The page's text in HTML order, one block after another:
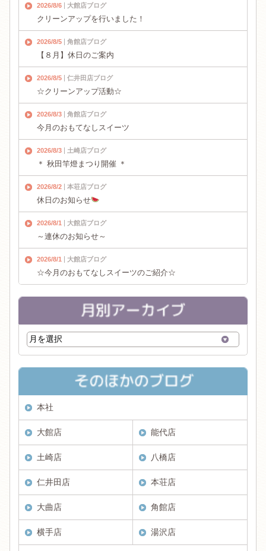
2026/8/6 大館店ブログ
クリーンアップを行いました！
2026/8/5 角館店ブログ
【８月】休日のご案内
2026/8/5 仁井田店ブログ
☆クリーンアップ活動☆
2026/8/3 角館店ブログ
今月のおもてなしスイーツ
2026/8/3 土崎店ブログ
＊ 秋田竿燈まつり開催 ＊
2026/8/2 本荘店ブログ
休日のお知らせ
2026/8/1 大館店ブログ
～連休のお知らせ～
2026/8/1 大館店ブログ
☆今月のおもてなしスイーツのご紹介☆
本社
大館店 能代店
土崎店 八橋店
仁井田店 本荘店
大曲店 角館店
横手店 湯沢店